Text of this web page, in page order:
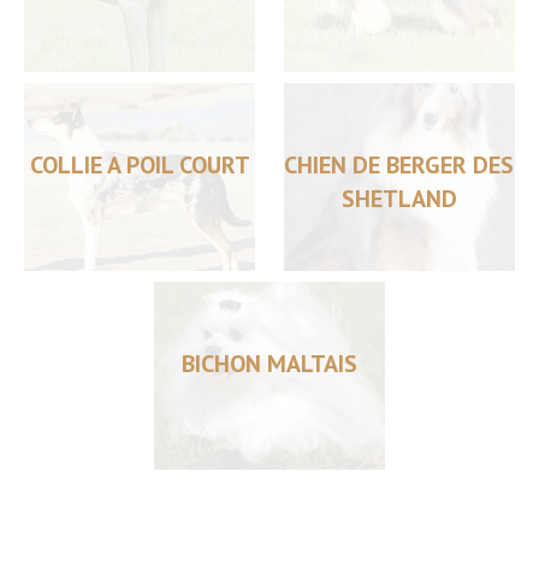
COLLIE A POIL COURT
CHIEN DE BERGER DES
SHETLAND
BICHON MALTAIS